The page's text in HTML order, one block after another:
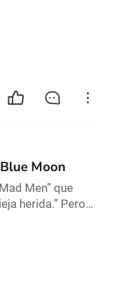
72 horas
libre
Moon
Men” que
herida.” Pero
está cerrada y
presenta su
Hart
en la
la obra de